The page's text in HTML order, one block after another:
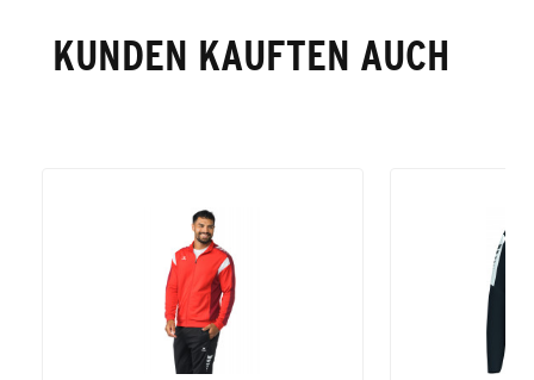
KUNDEN KAUFTEN AUCH